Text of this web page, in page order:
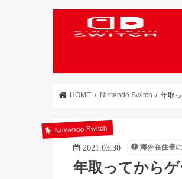
HOME Nintendo Switch 年取
Nintendo Switch
2021.03.30 海外在住者
年取ってから